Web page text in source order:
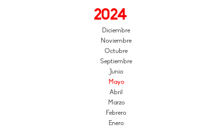
2024
Diciembre
Noviembre
Octubre
Septiembre
Junio
Mayo
Abril
Marzo
Febrero
Enero